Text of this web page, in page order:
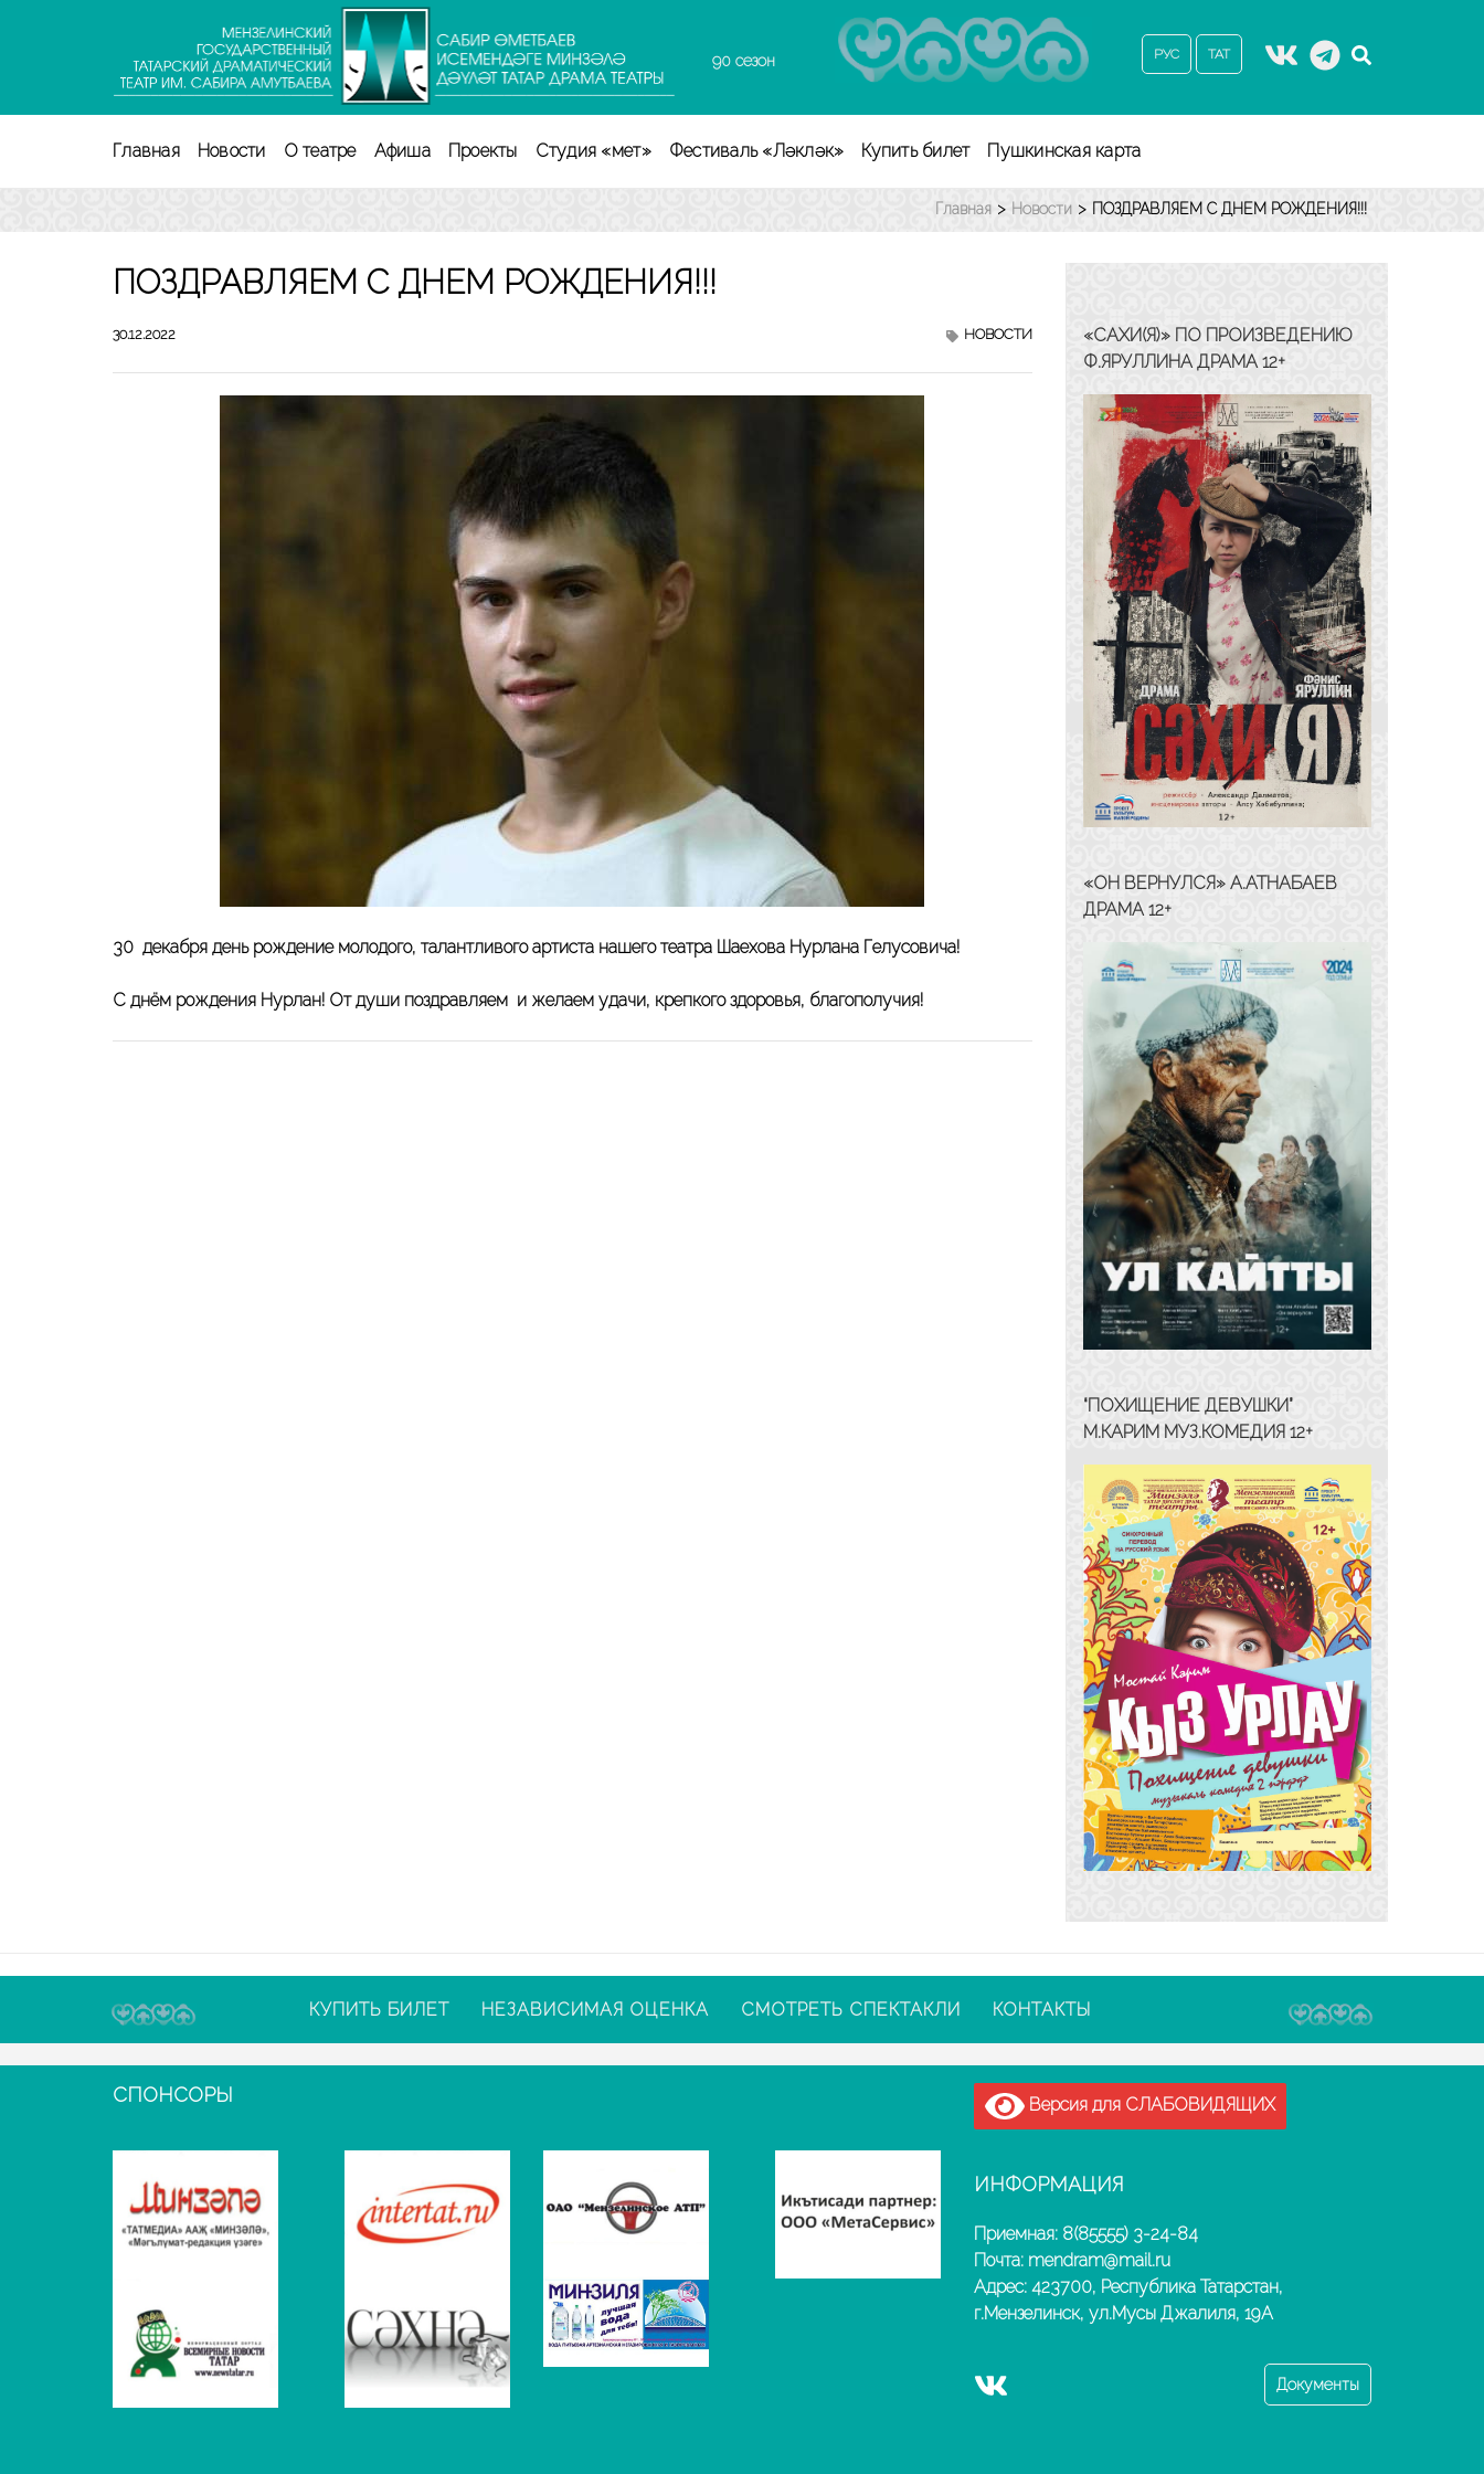
Enter)
90 сезон РУС ТАТ
Главная Новости О театре Афиша Проекты Студия «Өмет» Фестиваль «Ләкләк» Купить билет Пушкинская карта
Главная > Новости > ПОЗДРАВЛЯЕМ С ДНЕМ РОЖДЕНИЯ!!!
ПОЗДРАВЛЯЕМ С ДНЕМ РОЖДЕНИЯ!!!
30.12.2022 НОВОСТИ
30 декабря день рождение молодого, талантливого артиста нашего театра Шаехова Нурлана Гелусовича!
С днём рождения Нурлан! От души поздравляем и желаем удачи, крепкого здоровья, благополучия!
«САХИ(Я)» ПО ПРОИЗВЕДЕНИЮ
Ф.ЯРУЛЛИНА ДРАМА 12+
«ОН ВЕРНУЛСЯ» А.АТНАБАЕВ
ДРАМА 12+
“ПОХИЩЕНИЕ ДЕВУШКИ”
М.КАРИМ МУЗ.КОМЕДИЯ 12+
КУПИТЬ БИЛЕТ НЕЗАВИСИМАЯ ОЦЕНКА СМОТРЕТЬ СПЕКТАКЛИ КОНТАКТЫ
СПОНСОРЫ Версия для СЛАБОВИДЯЩИХ
ИНФОРМАЦИЯ
Приемная: 8(85555) 3-24-84
Почта: mendram@mail.ru
Адрес: 423700, Республика Татарстан,
г.Мензелинск, ул.Мусы Джалиля, 19А
Документы